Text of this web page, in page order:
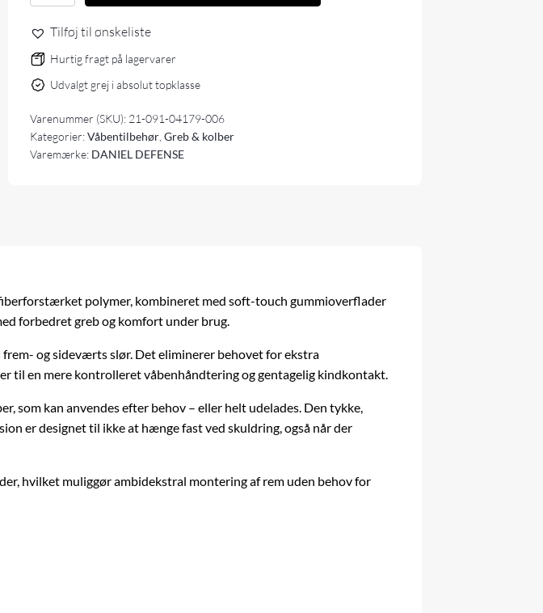
Buttstock
Black
Tilføj til ønskeliste
Hurtig fragt på lagervarer
Udvalgt grej i absolut topklasse
Varenummer (SKU): 21-091-04179-006
Kategorier:Våbentilbehør ,Greb & kolber
Varemærke: DANIEL DEFENSE
polymer, kombineret med soft-touch gummioverflader
forbedret greb og komfort under brug.
og sideværts slør. Det eliminerer behovet for ekstra
til en mere kontrolleret våbenhåndtering og gentagelig kindkontakt.
som kan anvendes efter behov – eller helt udelades. Den tykke,
er designet til ikke at hænge fast ved skuldring, også når der
hvilket muliggør ambidekstral montering af rem uden behov for